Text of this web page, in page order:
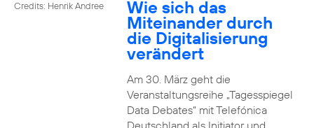
Credits: Henrik Andree Wie sich das
Miteinander durch
die Digitalisierung
verändert
Am 30. März geht die
Veranstaltungsreihe „Tagesspiegel
Data Debates“ mit Telefónica
Deutschland als Initiator und